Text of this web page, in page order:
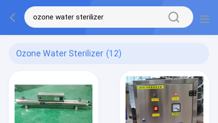
Ozone Water Sterilizer (12)